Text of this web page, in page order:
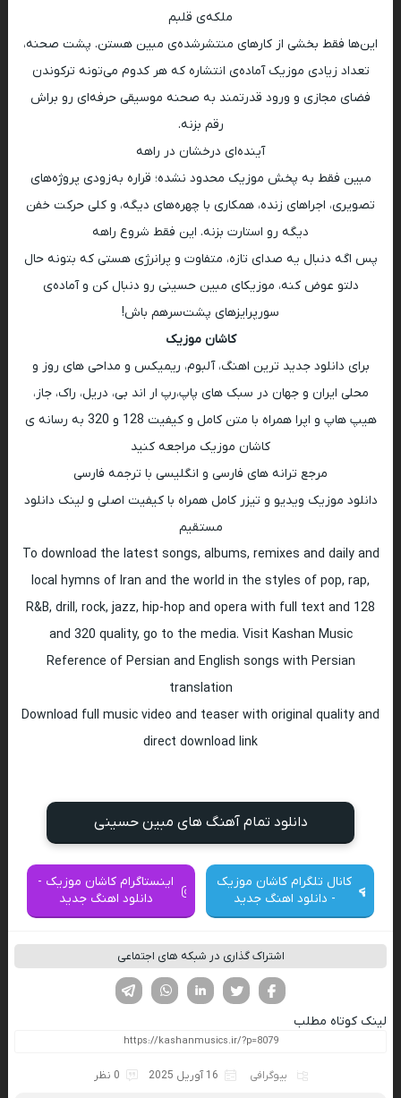
ملکه‌ی قلبم
این‌ها فقط بخشی از کارهای منتشرشده‌ی مبین هستن. پشت صحنه،
تعداد زیادی موزیک آماده‌ی انتشاره که هر کدوم می‌تونه ترکوندن
فضای مجازی و ورود قدرتمند به صحنه موسیقی حرفه‌ای رو براش
رقم بزنه.
آینده‌ای درخشان در راهه
مبین فقط به پخش موزیک محدود نشده؛ قراره به‌زودی پروژه‌های
تصویری، اجراهای زنده، همکاری با چهره‌های دیگه، و کلی حرکت خفن
دیگه رو استارت بزنه. این فقط شروع راهه
پس اگه دنبال یه صدای تازه، متفاوت و پرانرژی هستی که بتونه حال
دلتو عوض کنه، موزیکای مبین حسینی رو دنبال کن و آماده‌ی
سورپرایزهای پشت‌سرهم باش!
کاشان موزیک
برای دانلود جدید ترین اهنگ، آلبوم، ریمیکس و مداحی های روز و
محلی ایران و جهان در سبک های پاپ،رپ ار اند بی، دریل، راک، جاز،
هیپ هاپ و اپرا همراه با متن کامل و کیفیت 128 و 320 به رسانه ی
کاشان موزیک مراجعه کنید
مرجع ترانه های فارسی و انگلیسی با ترجمه فارسی
دانلود موزیک ویدیو و تیزر کامل همراه با کیفیت اصلی و لینک دانلود
مستقیم
To download the latest songs, albums, remixes and daily and
local hymns of Iran and the world in the styles of pop, rap,
R&B, drill, rock, jazz, hip-hop and opera with full text and 128
and 320 quality, go to the media. Visit Kashan Music
Reference of Persian and English songs with Persian
translation
Download full music video and teaser with original quality and
direct download link
دانلود تمام آهنگ های مبین حسینی
کانال تلگرام کاشان موزیک
- دانلود اهنگ جدید
اینستاگرام کاشان موزیک -
دانلود اهنگ جدید
اشتراک گذاری در شبکه های اجتماعی
لینکدین تویتر
فیسوک
لینک کوتاه مطلب
بیوگرافی 16 آوریل 2025 0 نظر